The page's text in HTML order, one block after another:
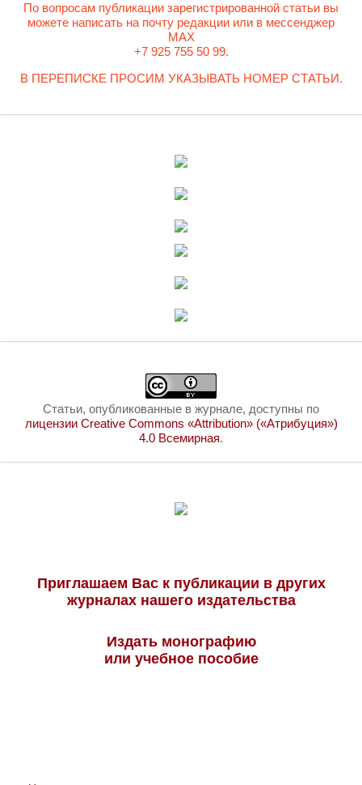
По вопросам публикации зарегистрированной статьи вы
можете написать на почту редакции или в мессенджер
MAX
+7 925 755 50 99.
В ПЕРЕПИСКЕ ПРОСИМ УКАЗЫВАТЬ НОМЕР СТАТЬИ.
Статьи, опубликованные в журнале, доступны по
лицензии Creative Commons «Attribution» («Атрибуция»)
4.0 Всемирная.
Приглашаем Вас к публикации в других
журналах нашего издательства
Издать монографию
или учебное пособие